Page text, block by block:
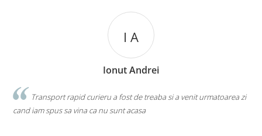
4 - Bracket (traversă montaj)
6 - Clapetă perforată (opțional)
I A
Ionut Andrei
Transport rapid curieru a fost de treaba si a venit urmatoarea zi
cand iam spus sa vina ca nu sunt acasa